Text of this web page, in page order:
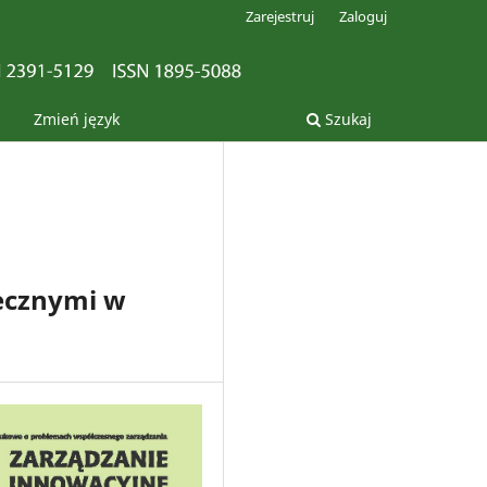
Zmień język Szukaj
Zarejestruj Zaloguj
w